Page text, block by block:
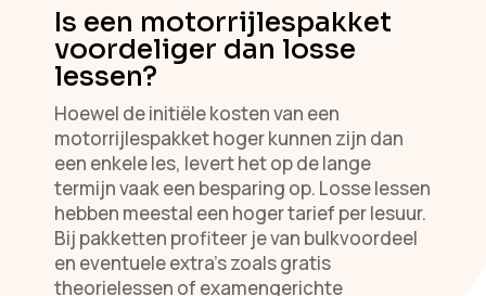
Is een motorrijlespakket
voordeliger dan losse
lessen?
Hoewel de initiële kosten van een
motorrijlespakket hoger kunnen zijn dan
een enkele les, levert het op de lange
termijn vaak een besparing op. Losse lessen
hebben meestal een hoger tarief per lesuur.
Bij pakketten profiteer je van bulkvoordeel
en eventuele extra’s zoals gratis
theorielessen of examengerichte